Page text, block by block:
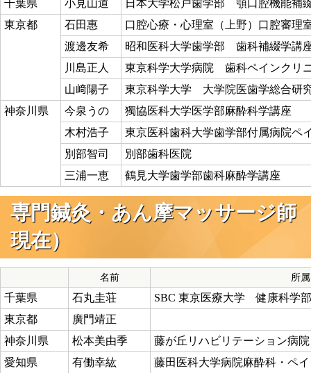
千葉県 小見山道
日本大学松戸歯学部 顎口腔機能補
東京都
石田惠
口腔心療・心理室（上野）口腔審理
渡邊友希
昭和医科大学歯学部 歯科補綴学講
川島正人
東京科学大学病院 歯科ペインクリ
山﨑陽子
東京科学大学 大学院医歯学総合研
神奈川県
今泉うの
獨協医科大学医学部麻酔科学講座
木村浩子
東京医科歯科大学歯学部付属病院ペ
別部智司
別部歯科医院
三浦一恵
鶴見大学歯学部歯科麻酔学講座
専門鍼灸・あん摩マッサージ師
現在）
名前 所属
千葉県 石丸圭荘
SBC 東京医療大学 健康科学部
東京都
廣門靖正
神奈川県
松本美由季
藤が丘リハビリテーション病院
愛知県
有働幸紘
藤田医科大学病院麻酔科・ペ